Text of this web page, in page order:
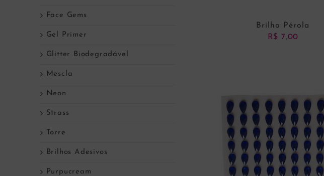
ADICIONAR AO CARRINHO
Brilho Pérola
R$ 7,00
Face Gems
Gel Primer
Glitter Biodegradável
Mescla
Neon
Strass
Torre
Brilhos Adesivos
Purpucream